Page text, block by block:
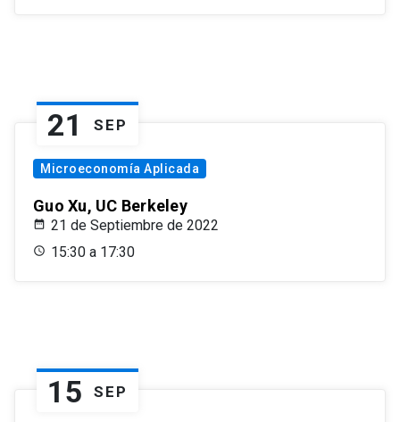
21 SEP
Microeconomía Aplicada
Guo Xu, UC Berkeley
21 de Septiembre de 2022
15:30 a 17:30
15 SEP